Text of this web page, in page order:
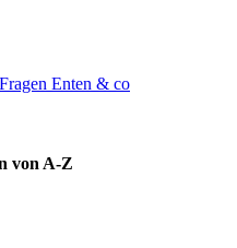
Fragen Enten & co
von A-Z